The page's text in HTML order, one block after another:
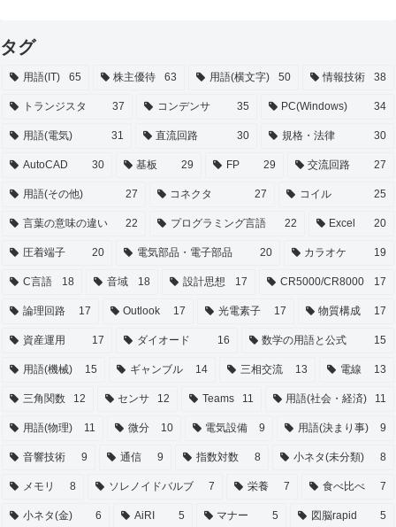
タグ
用語(IT) 65 株主優待 63 用語(横文字) 50 情報技術 38
トランジスタ 37 コンデンサ 35 PC(Windows) 34
用語(電気) 31 直流回路 30 規格・法律 30
AutoCAD 30 基板 29 FP 29 交流回路 27
用語(その他) 27 コネクタ 27 コイル 25
言葉の意味の違い 22 プログラミング言語 22 Excel 20
圧着端子 20 電気部品・電子部品 20 カラオケ 19
C言語 18 音域 18 設計思想 17 CR5000/CR8000 17
論理回路 17 Outlook 17 光電素子 17 物質構成 17
資産運用 17 ダイオード 16 数学の用語と公式 15
用語(機械) 15 ギャンブル 14 三相交流 13 電線 13
三角関数 12 センサ 12 Teams 11 用語(社会・経済) 11
用語(物理) 11 微分 10 電気設備 9 用語(決まり事) 9
音響技術 9 通信 9 指数対数 8 小ネタ(未分類) 8
メモリ 8 ソレノイドバルブ 7 栄養 7 食べ比べ 7
小ネタ(金) 6 AiRI 5 マナー 5 図脳rapid 5